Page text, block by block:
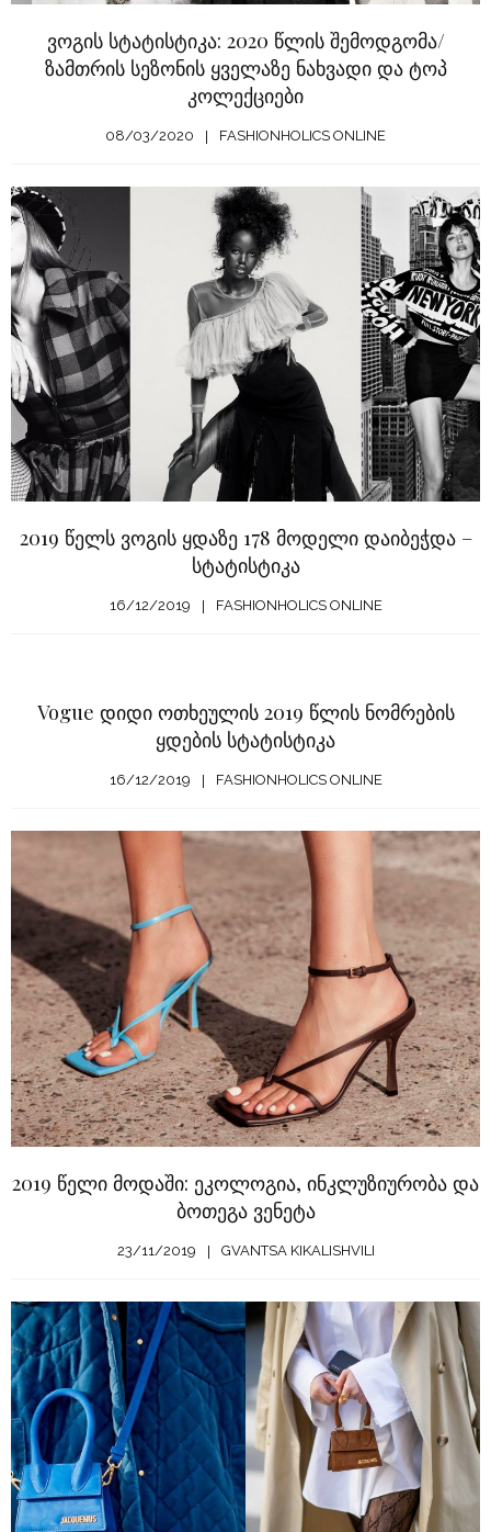
ვოგის სტატისტიკა: 2020 წლის შემოდგომა/
ზამთრის სეზონის ყველაზე ნახვადი და ტოპ
კოლექციები
08/03/2020 FASHIONHOLICS ONLINE
2019 წელს ვოგის ყდაზე 178 მოდელი დაიბეჭდა –
სტატისტიკა
16/12/2019 FASHIONHOLICS ONLINE
Vogue დიდი ოთხეულის 2019 წლის ნომრების
ყდების სტატისტიკა
16/12/2019 FASHIONHOLICS ONLINE
2019 წელი მოდაში: ეკოლოგია, ინკლუზიურობა და
ბოთეგა ვენეტა
23/11/2019 GVANTSA KIKALISHVILI